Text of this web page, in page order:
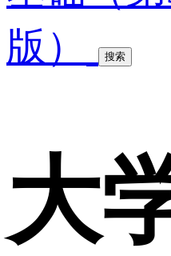
版）
搜索
大